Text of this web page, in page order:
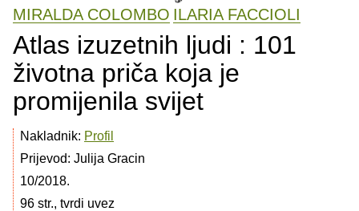
MIRALDA COLOMBO ILARIA FACCIOLI
Atlas izuzetnih ljudi : 101
životna priča koja je
promijenila svijet
Nakladnik: Profil
Prijevod: Julija Gracin
10/2018.
96 str., tvrdi uvez